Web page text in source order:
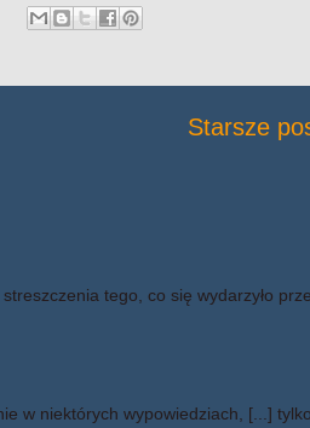
Starsze
tego, co się wydarzyło
w niektórych wypowiedziach, [...] tylko